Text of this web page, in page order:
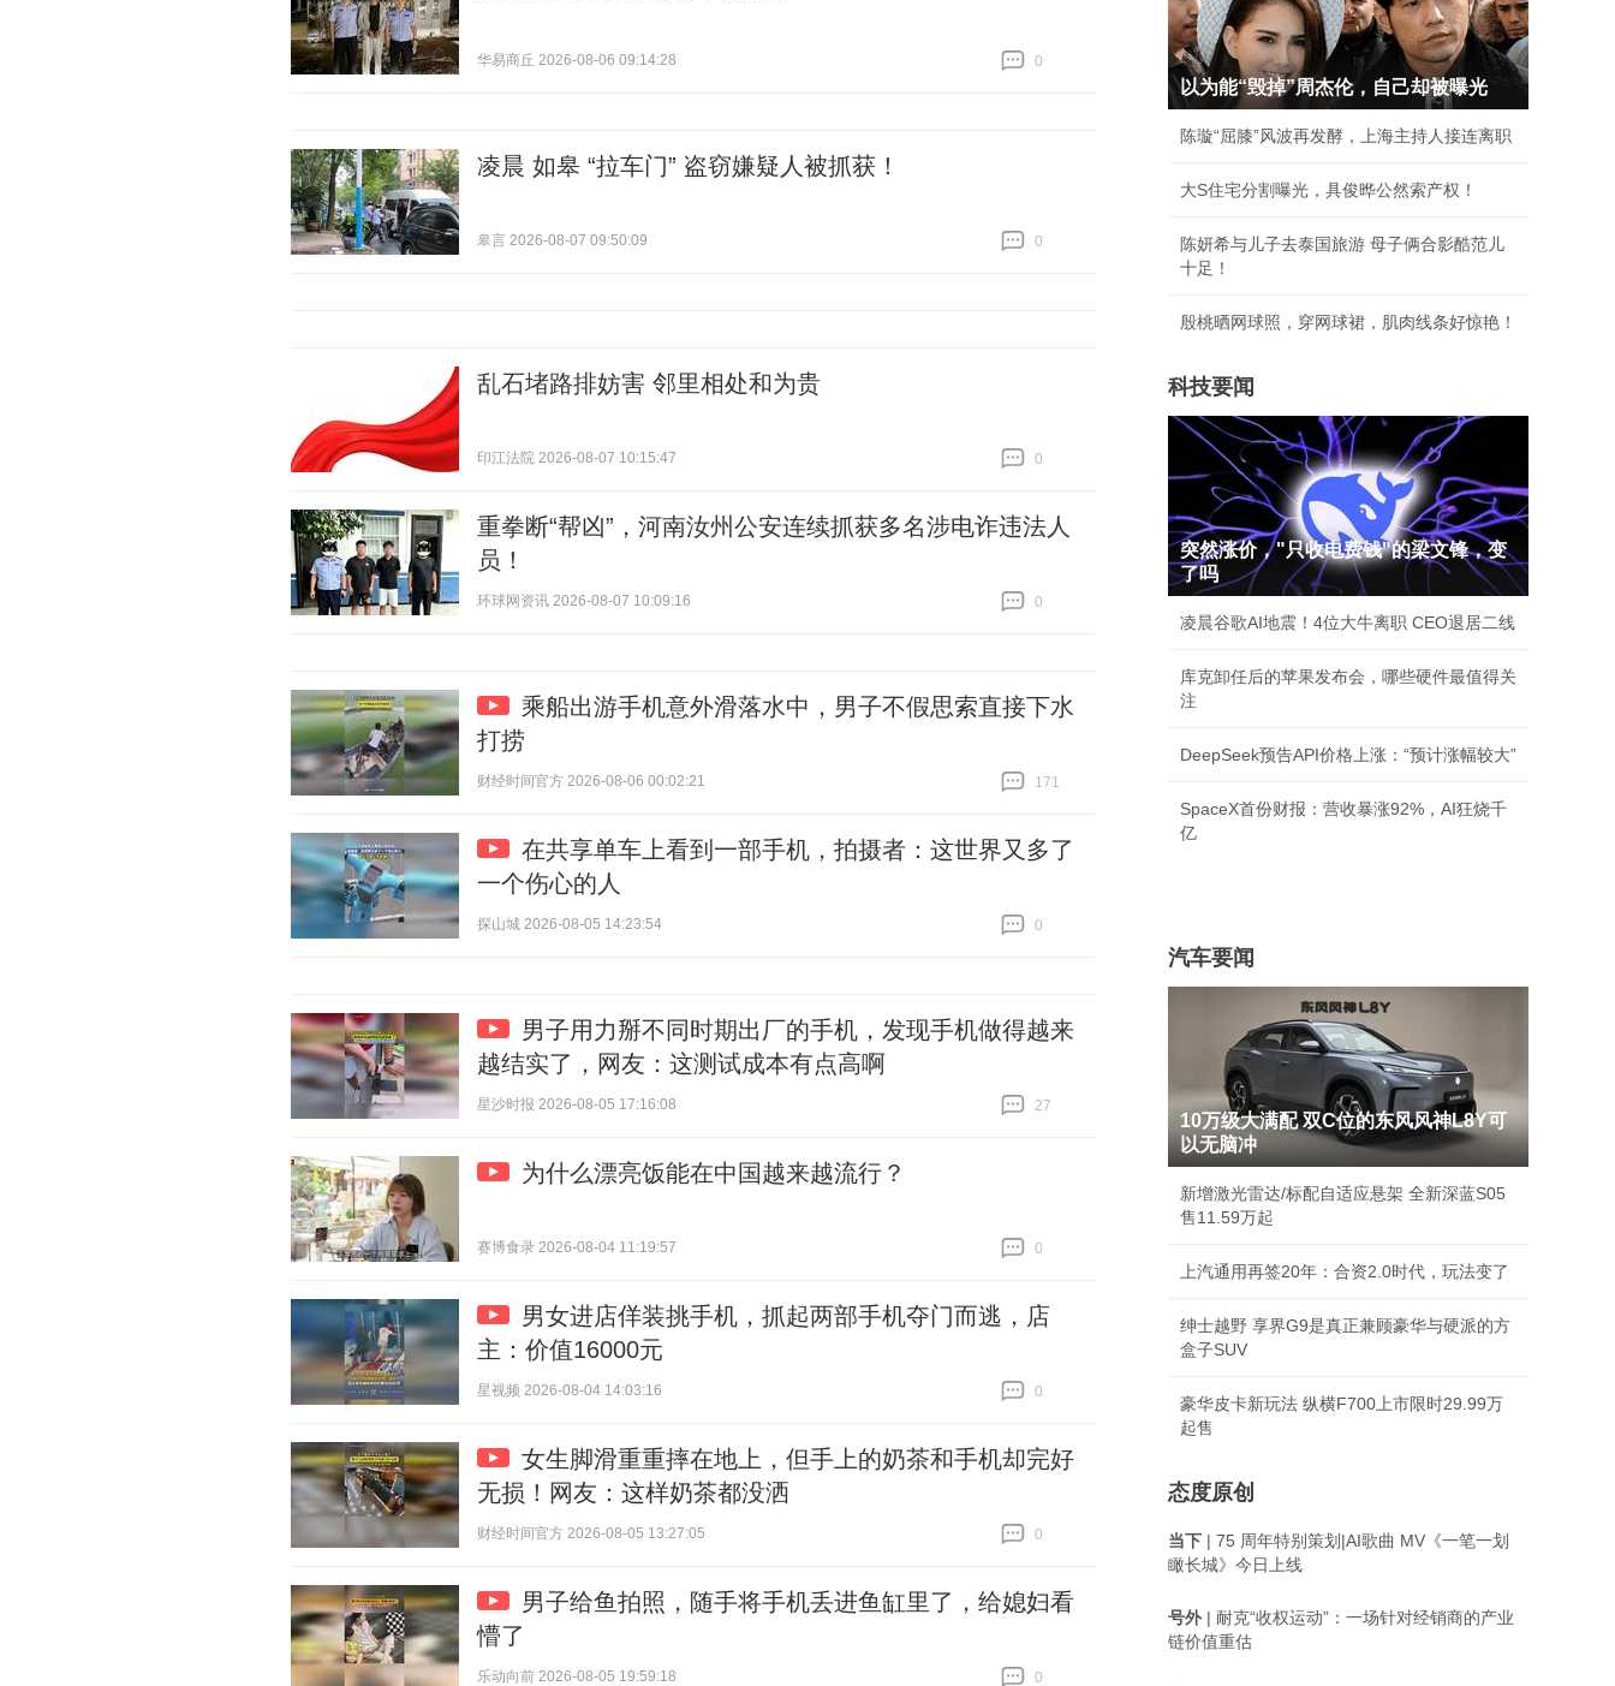
华易商丘 2026-08-06 09:14:28
0
凌晨 如皋 “拉车门” 盗窃嫌疑人被抓获！
皋言 2026-08-07 09:50:09
0
乱石堵路排妨害 邻里相处和为贵
印江法院 2026-08-07 10:15:47
0
重拳断“帮凶”，河南汝州公安连续抓获多名涉电诈违法人
员！
环球网资讯 2026-08-07 10:09:16
0
乘船出游手机意外滑落水中，男子不假思索直接下水
打捞
财经时间官方 2026-08-06 00:02:21
171
在共享单车上看到一部手机，拍摄者：这世界又多了
一个伤心的人
探山城 2026-08-05 14:23:54
0
男子用力掰不同时期出厂的手机，发现手机做得越来
越结实了，网友：这测试成本有点高啊
星沙时报 2026-08-05 17:16:08
27
为什么漂亮饭能在中国越来越流行？
赛博食录 2026-08-04 11:19:57
0
男女进店佯装挑手机，抓起两部手机夺门而逃，店
主：价值16000元
星视频 2026-08-04 14:03:16
0
女生脚滑重重摔在地上，但手上的奶茶和手机却完好
无损！网友：这样奶茶都没洒
财经时间官方 2026-08-05 13:27:05
0
男子给鱼拍照，随手将手机丢进鱼缸里了，给媳妇看
懵了
乐动向前 2026-08-05 19:59:18 0
以为能“毁掉”周杰伦，自己却被曝光
陈璇“屈膝”风波再发酵，上海主持人接连离职
大S住宅分割曝光，具俊晔公然索产权！
陈妍希与儿子去泰国旅游 母子俩合影酷范儿
十足！
殷桃晒网球照，穿网球裙，肌肉线条好惊艳！
科技要闻
突然涨价，"只收电费钱"的梁文锋，变
了吗
凌晨谷歌AI地震！4位大牛离职 CEO退居二线
库克卸任后的苹果发布会，哪些硬件最值得关
注
DeepSeek预告API价格上涨：“预计涨幅较大”
SpaceX首份财报：营收暴涨92%，AI狂烧千
亿
汽车要闻
10万级大满配 双C位的东风风神L8Y可
以无脑冲
新增激光雷达/标配自适应悬架 全新深蓝S05
售11.59万起
上汽通用再签20年：合资2.0时代，玩法变了
绅士越野 享界G9是真正兼顾豪华与硬派的方
盒子SUV
豪华皮卡新玩法 纵横F700上市限时29.99万
起售
态度原创
当下 | 75 周年特别策划|AI歌曲 MV《一笔一划
瞰长城》今日上线
号外| 耐克“收权运动”：一场针对经销商的产业
链价值重估